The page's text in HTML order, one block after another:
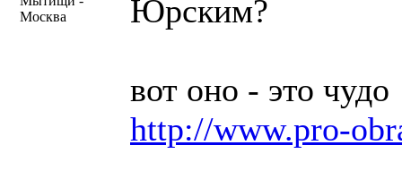
Москва
Юрским?
вот оно - это чудо
http://www.pro-